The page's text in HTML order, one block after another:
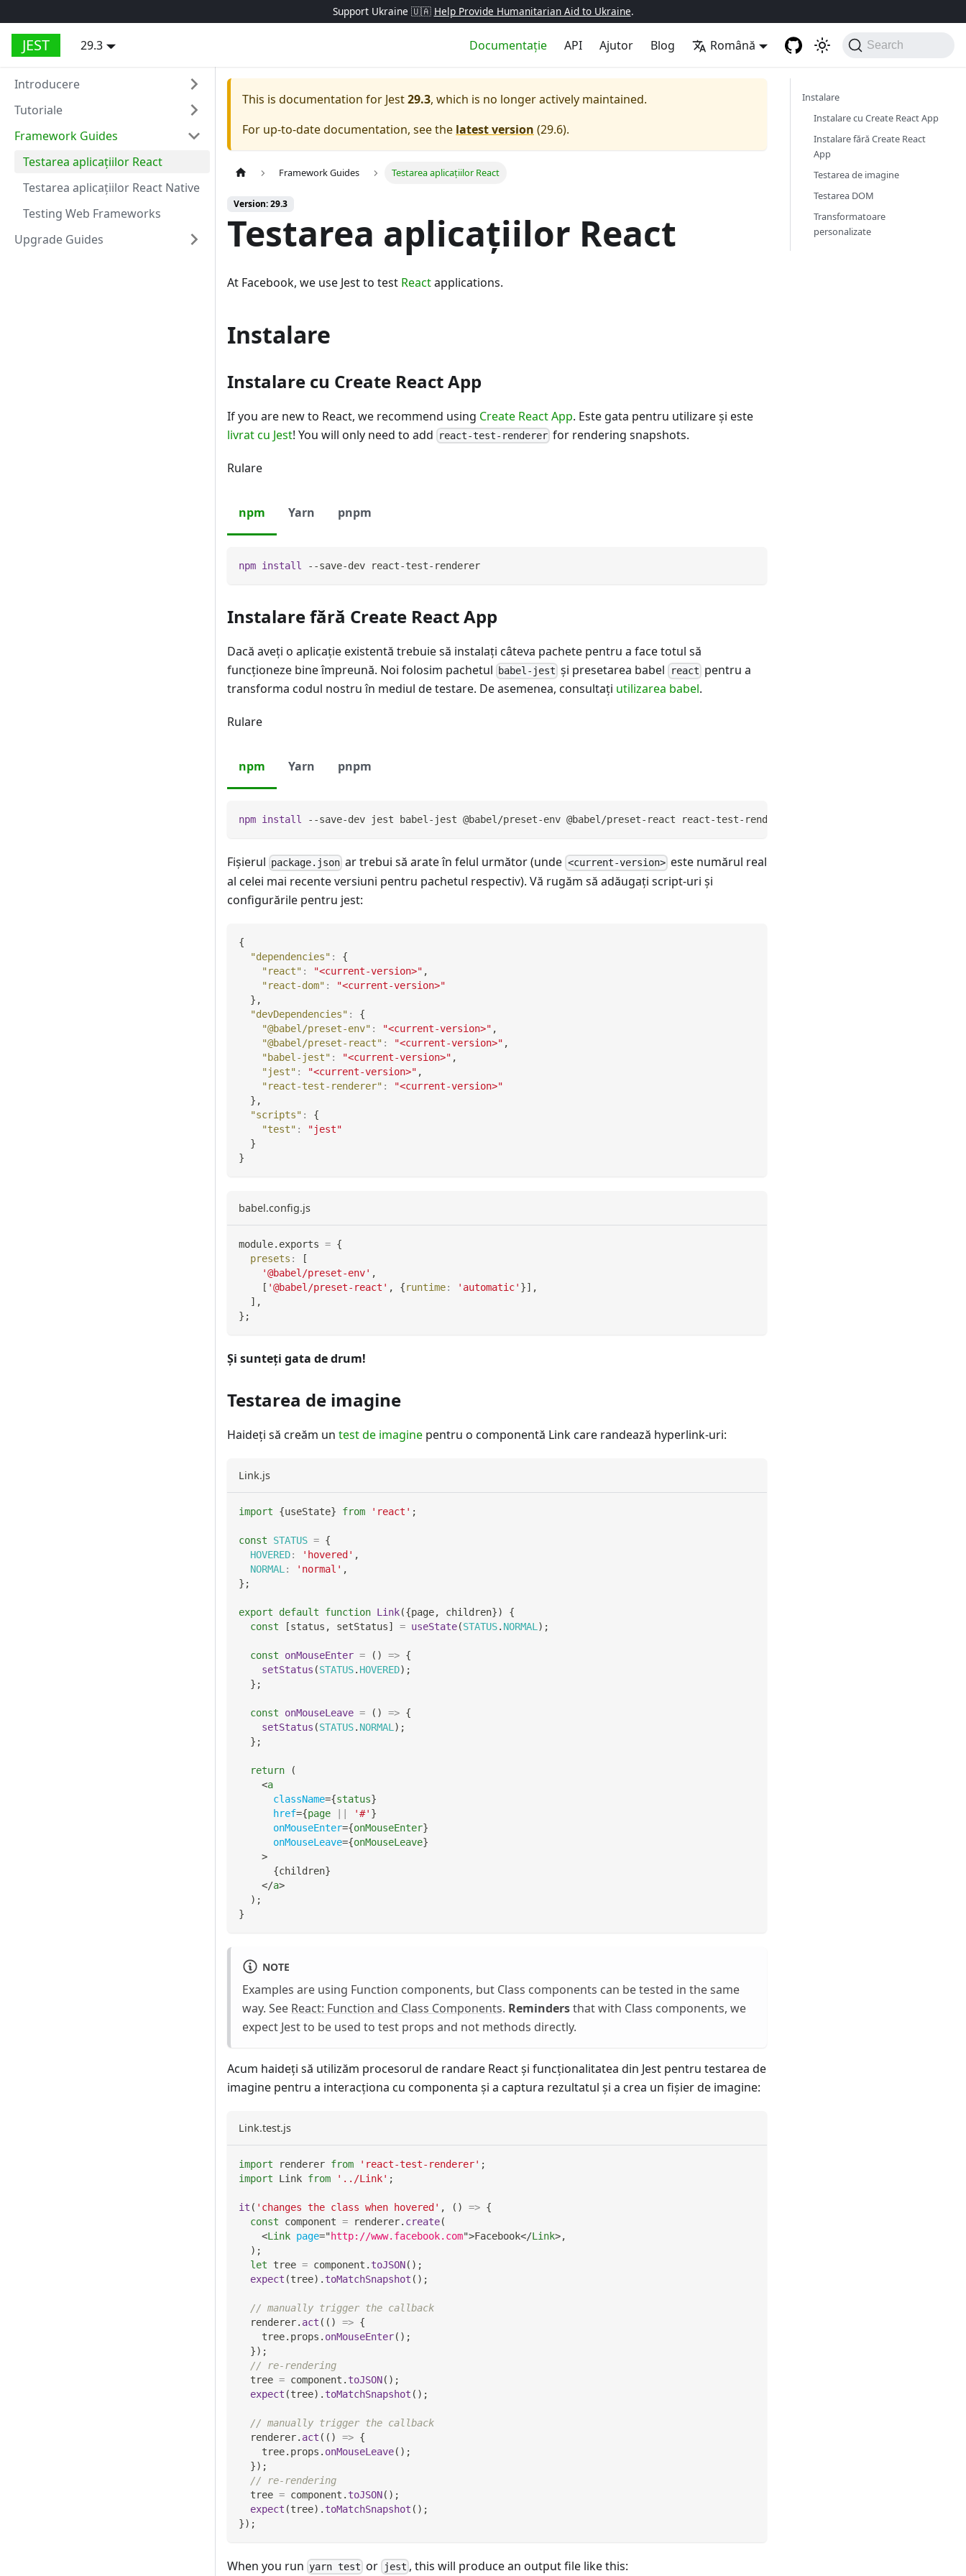
Support Ukraine 🇺🇦 Help Provide Humanitarian Aid to Ukraine.
JEST 29.3 Documentație API Ajutor Blog Română Search
Introducere
Tutoriale
Framework Guides
Testarea aplicațiilor React
Testarea aplicațiilor React Native
Testing Web Frameworks
Upgrade Guides
This is documentation for Jest29.3, which is no longer actively maintained.
For up-to-date documentation, see the latest version (29.6).
Framework Guides Testarea aplicațiilor React
Version: 29.3
Testarea aplicațiilor React
At Facebook, we use Jest to test Reactapplications.
Instalare
Instalare cu Create React App
If you are new to React, we recommend using Create React App. Este gata pentru utilizare şi este
livrat cu Jest! You will only need to add react-test-renderer for rendering snapshots.
Rulare
npm Yarn pnpm
npm install --save-dev react-test-renderer
Instalare fără Create React App
Dacă aveţi o aplicaţie existentă trebuie să instalaţi câteva pachete pentru a face totul să
funcționeze bine împreună. Noi folosim pachetul
babel-jest şi presetarea babel react pentru a
transforma codul nostru în mediul de testare. De asemenea, consultaţi utilizarea babel.
Rulare
npm Yarn pnpm
npm install --save-dev jest babel-jest @babel/preset-env @babel/preset-react react-test-renderer
Fișierul package.json ar trebui să arate în felul următor (unde <current-version>este numărul real
al celei mai recente versiuni pentru pachetul respectiv). Vă rugăm să adăugaţi script-uri şi
configurările pentru jest:
{
"dependencies" :
{
"react" : "<current-version>" ,
"react-dom" :
"<current-version>"
} ,
"devDependencies" :
{
"@babel/preset-env" : "<current-version>" ,
"@babel/preset-react" : "<current-version>" ,
"babel-jest" : "<current-version>" ,
"jest" : "<current-version>" ,
"react-test-renderer" :
"<current-version>"
} ,
"scripts" :
{
"test" :
"jest"
}
}
babel.config.js
module. exports = {
presets :
[
'@babel/preset-env' ,
[ '@babel/preset-react' , {runtime: 'automatic' }] ,
] ,
} ;
Și sunteți gata de drum!
Testarea de imagine
Haideți să creăm un test de imagine pentru o componentă Link care randează hyperlink-uri:
Link.js
import {useState} from 'react' ;
const STATUS = {
HOVERED: 'hovered' ,
NORMAL : 'normal' ,
} ;
export default function Link({page, children})
{
const
[status , setStatus] = useState(STATUS. NORMAL ) ;
const onMouseEnter = ( ) => {
setStatus (STATUS. HOVERED) ;
} ;
const onMouseLeave = ( ) => {
setStatus (STATUS. NORMAL ) ;
} ;
return
(
<a
className={status}
href={page '#' }
onMouseEnter={onMouseEnter}
onMouseLeave={onMouseLeave}
>
{children}
</a>
) ;
}
NOTE
Examples are using Function components, but Class components can be tested in the same
way. See React: Function and Class Components. Remindersthat with Class components, we
expect Jest to be used to test props and not methods directly.
Acum haideţi să utilizăm procesorul de randare React şi funcționalitatea din Jest pentru testarea de
imagine pentru a interacţiona cu componenta şi a captura rezultatul şi a crea un fişier de imagine:
Link.test.js
import renderer from 'react-test-renderer' ;
import
Link from '../Link' ;
it ( 'changes the class when hovered' , ( ) => {
const component = renderer. create(
<Link page="http://www.facebook.com">Facebook</Link>,
) ;
let tree = component . toJSON( ) ;
expect (tree) . toMatchSnapshot ( ) ;
// manually trigger the callback
  renderer
. act ( ( ) => {
    tree
. props . onMouseEnter( ) ;
}) ;
// re-rendering
  tree
= component . toJSON( ) ;
expect (tree) . toMatchSnapshot ( ) ;
// manually trigger the callback
  renderer
. act ( ( ) => {
    tree
. props . onMouseLeave( ) ;
}) ;
// re-rendering
  tree
= component . toJSON( ) ;
expect (tree) . toMatchSnapshot ( ) ;
}) ;
When you run yarn test or jest , this will produce an output file like this:
Instalare
Instalare cu Create React App
Instalare fără Create React
App
Testarea de imagine
Testarea DOM
Transformatoare
personalizate